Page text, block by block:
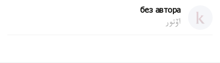
без автора
اۆتور